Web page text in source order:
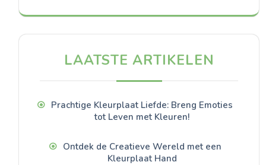
LAATSTE ARTIKELEN
Prachtige Kleurplaat Liefde: Breng Emoties
tot Leven met Kleuren!
Ontdek de Creatieve Wereld met een
Kleurplaat Hand